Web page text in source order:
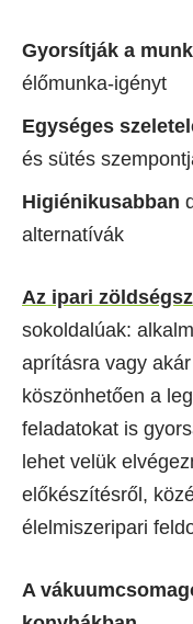
Gyorsítják a
élőmunka-igényt
Egységes
és sütés
Higiénikusabban
alternatívák
Az ipari
sokoldalúak:
aprításra vagy
köszönhetően a
feladatokat is
lehet velük
előkészítésről,
élelmiszeripari
A